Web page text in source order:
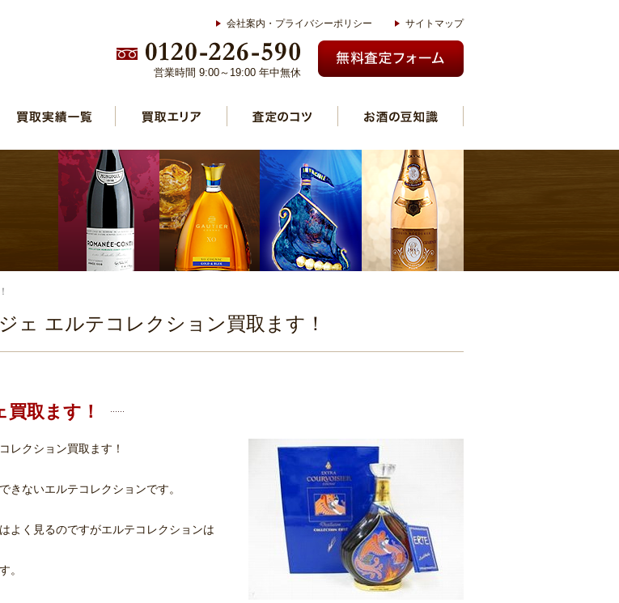
会社案内・プライバシーポリシー サイトマップ
営業時間 9:00～19:00 年中無休
ェ エルテコレクション買取ます！
取ます！
レクション買取ます！
きないエルテコレクションです。
よく見るのですがエルテコレクションは
。